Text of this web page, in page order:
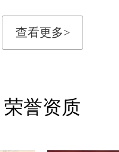
查看更多>
荣誉资质